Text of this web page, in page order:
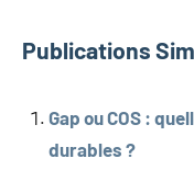
Publications
Gap ou COS :
durables ?